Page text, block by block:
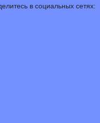
в социальных сетях: